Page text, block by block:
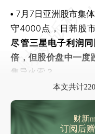
7月7日亚洲股市集
守4000点，日韩股
尽管三星电子利润
倍，但股价盘中一度
售导火索？
本文共计
财新
订阅后